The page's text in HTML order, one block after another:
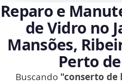
Reparo e
de Vidro no
Mansões,
Perto
Buscando "conserto de